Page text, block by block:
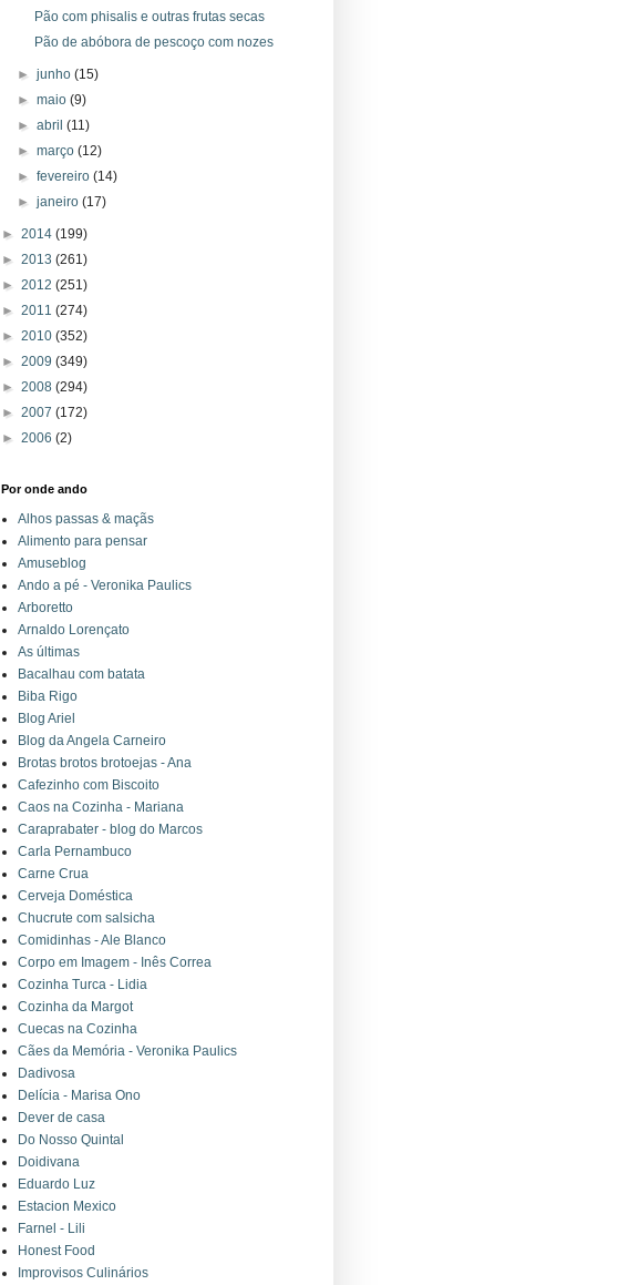
Pão com phisalis e outras frutas secas
Pão de abóbora de pescoço com nozes
►junho(15)
►maio(9)
►abril(11)
►março(12)
►fevereiro(14)
►janeiro(17)
► 2014 (199)
► 2013 (261)
► 2012 (251)
► 2011 (274)
► 2010 (352)
► 2009 (349)
► 2008 (294)
► 2007 (172)
► 2006 (2)
Por onde ando
Alhos passas & maçãs
Alimento para pensar
Amuseblog
Ando a pé - Veronika Paulics
Arboretto
Arnaldo Lorençato
As últimas
Bacalhau com batata
Biba Rigo
Blog Ariel
Blog da Angela Carneiro
Brotas brotos brotoejas - Ana
Cafezinho com Biscoito
Caos na Cozinha - Mariana
Caraprabater - blog do Marcos
Carla Pernambuco
Carne Crua
Cerveja Doméstica
Chucrute com salsicha
Comidinhas - Ale Blanco
Corpo em Imagem - Inês Correa
Cozinha Turca - Lidia
Cozinha da Margot
Cuecas na Cozinha
Cães da Memória - Veronika Paulics
Dadivosa
Delícia - Marisa Ono
Dever de casa
Do Nosso Quintal
Doidivana
Eduardo Luz
Estacion Mexico
Farnel - Lili
Honest Food
Improvisos Culinários